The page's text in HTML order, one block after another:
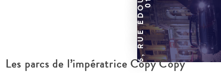
Les parcs de l’impératrice Copy Copy